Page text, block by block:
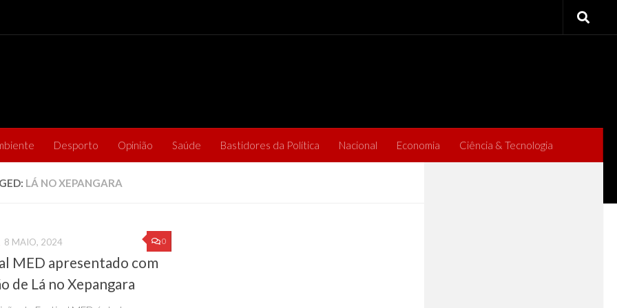
Desporto Opinião Saúde Bastidores da Política Nacional Economia Ciência & Tecnologia
LÁ NO XEPANGARA
0
8 MAIO, 2024
MED apresentado com
de Lá no Xepangara